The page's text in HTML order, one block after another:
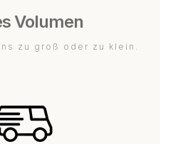
Volumen
zu groß oder zu klein.